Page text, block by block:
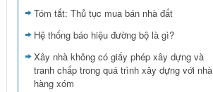
Tóm tắt: Thủ tục mua bán nhà đất
Hệ thống báo hiệu đường bộ là gì?
Xây nhà không có giấy phép xây dựng và
tranh chấp trong quá trình xây dựng với nhà
hàng xóm